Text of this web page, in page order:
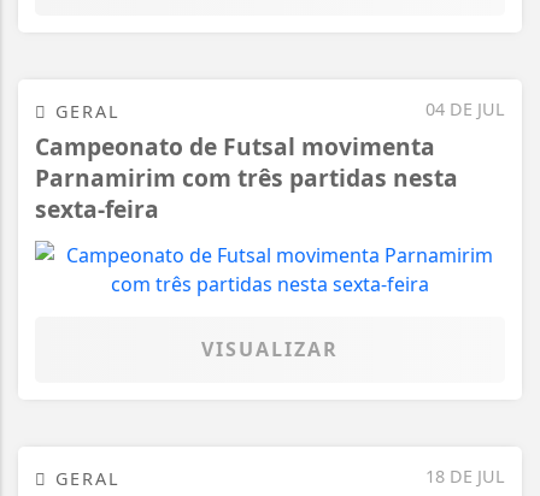
04 DE JUL
GERAL
Campeonato de Futsal movimenta
Parnamirim com três partidas nesta
sexta-feira
VISUALIZAR
18 DE JUL
GERAL